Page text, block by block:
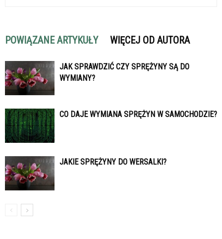
POWIĄZANE ARTYKUŁY WIĘCEJ OD AUTORA
JAK SPRAWDZIĆ CZY SPRĘŻYNY SĄ DO
WYMIANY?
CO DAJE WYMIANA SPRĘŻYN W SAMOCHODZIE?
JAKIE SPRĘŻYNY DO WERSALKI?